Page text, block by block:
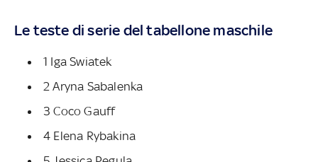
Le teste di serie del tabellone maschile
1 Iga Swiatek
2 Aryna Sabalenka
3 Coco Gauff
4 Elena Rybakina